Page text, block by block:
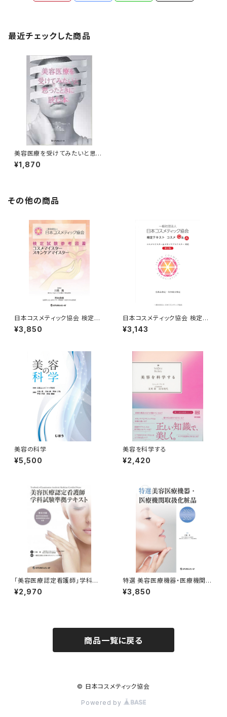
最近チェックした商品
美容医療を受けてみたいと思っ
たときに読む本
¥1,870
その他の商品
日本コスメティック協会 検定試
験参考図書（コスメマイスター・
スキンケアマイスター）
¥3,850
日本コスメティック協会 検定テ
キスト（コスメQ＆A） 第2版
¥3,143
美容の科学
¥5,500
美容を科学する
¥2,420
「美容医療認定看護師」学科試
験準拠テキスト
¥2,970
特選 美容医療機器・医療機関取
扱化粧品 2025-2026
¥3,850
商品一覧に戻る
© 日本コスメティック協会
Powered by